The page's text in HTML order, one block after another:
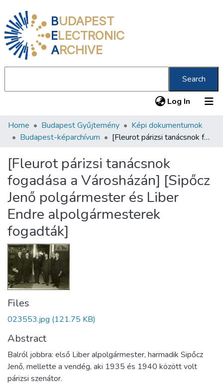
BUDAPEST
ELECTRONIC
ARCHIVE
Search
Log In (current)
Communities & Collections
Statistics
About us
Home Budapest Gyűjtemény
Képi dokumentumok
Budapest-képarchívum
[Fleurot párizsi tanácsnok fogadása a Városházán] [Sipőcz Jenő polgármester és Liber Endre alpolgármesterek fogadták]
[Fleurot párizsi tanácsnok
fogadása a Városházán] [Sipőcz
Jenő polgármester és Liber
Endre alpolgármesterek
fogadták]
Files
023553.jpg (121.75 KB)
Abstract
Balról jobbra: első Liber alpolgármester, harmadik Sipőcz
Jenő, mellette a vendég, aki 1935 és 1940 között volt
párizsi szenátor.